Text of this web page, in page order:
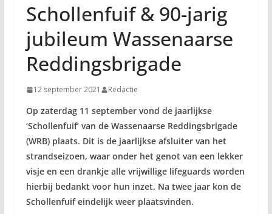
Schollenfuif & 90-jarig
jubileum Wassenaarse
Reddingsbrigade
12 september 2021 Redactie
Op zaterdag 11 september vond de jaarlijkse
‘Schollenfuif’ van de Wassenaarse Reddingsbrigade
(WRB) plaats. Dit is de jaarlijkse afsluiter van het
strandseizoen, waar onder het genot van een lekker
visje en een drankje alle vrijwillige lifeguards worden
hierbij bedankt voor hun inzet. Na twee jaar kon de
Schollenfuif eindelijk weer plaatsvinden.